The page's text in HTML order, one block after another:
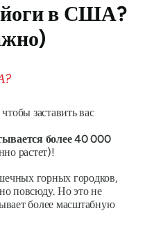
йоги в США?
заставить вас
более 40 000
растет)!
горных городков,
повсюду. Но это не
более масштабную